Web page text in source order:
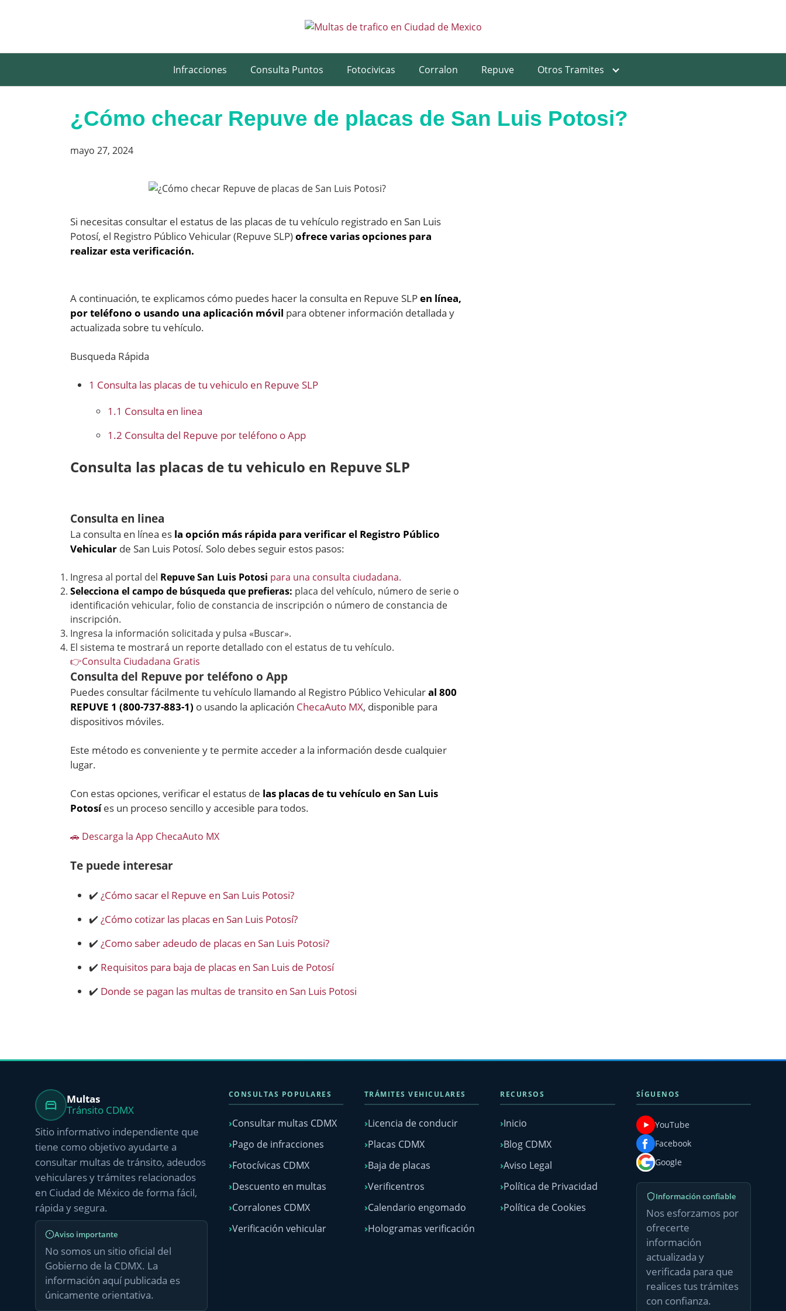
Infracciones Consulta Puntos Fotocivicas Corralon Repuve Otros Tramites
¿Cómo checar Repuve de placas de San Luis Potosi?
mayo 27, 2024
Si necesitas consultar el estatus de las placas de tu vehículo registrado en San Luis
Potosí, el Registro Público Vehicular (Repuve SLP)ofrece varias opciones para
realizar esta verificación.
A continuación, te explicamos cómo puedes hacer la consulta en Repuve SLPen línea,
por teléfono o usando una aplicación móvil para obtener información detallada y
actualizada sobre tu vehículo.
Busqueda Rápida
1 Consulta las placas de tu vehiculo en Repuve SLP
1.1 Consulta en linea
1.2 Consulta del Repuve por teléfono o App
Consulta las placas de tu vehiculo en Repuve SLP
Consulta en linea
La consulta en línea es la opción más rápida para verificar el Registro Público
Vehicular de San Luis Potosí. Solo debes seguir estos pasos:
Ingresa al portal del Repuve San Luis Potosi para una consulta ciudadana.
Selecciona el campo de búsqueda que prefieras: placa del vehículo, número de serie o
identificación vehicular, folio de constancia de inscripción o número de constancia de
inscripción.
Ingresa la información solicitada y pulsa «Buscar».
El sistema te mostrará un reporte detallado con el estatus de tu vehículo.
👉Consulta Ciudadana Gratis
Consulta del Repuve por teléfono o App
Puedes consultar fácilmente tu vehículo llamando al Registro Público Vehicularal 800
REPUVE 1 (800-737-883-1) o usando la aplicación ChecaAuto MX, disponible para
dispositivos móviles.
Este método es conveniente y te permite acceder a la información desde cualquier
lugar.
Con estas opciones, verificar el estatus de las placas de tu vehículo en San Luis
Potosíes un proceso sencillo y accesible para todos.
🚗​ Descarga la App ChecaAuto MX
Te puede interesar
✔️ ¿Cómo sacar el Repuve en San Luis Potosi?
✔️ ¿Cómo cotizar las placas en San Luis Potosí?
✔️ ¿Como saber adeudo de placas en San Luis Potosi?
✔️ Requisitos para baja de placas en San Luis de Potosí
✔️ Donde se pagan las multas de transito en San Luis Potosi
Multas
Tránsito CDMX
Sitio informativo independiente que
tiene como objetivo ayudarte a
consultar multas de tránsito, adeudos
vehiculares y trámites relacionados
en Ciudad de México de forma fácil,
rápida y segura.
Aviso importante
No somos un sitio oficial del
Gobierno de la CDMX. La
información aquí publicada es
únicamente orientativa.
CONSULTAS POPULARES
Consultar multas CDMX
Pago de infracciones
Fotocívicas CDMX
Descuento en multas
Corralones CDMX
Verificación vehicular
TRÁMITES VEHICULARES
Licencia de conducir
Placas CDMX
Baja de placas
Verificentros
Calendario engomado
Hologramas verificación
RECURSOS
Inicio
Blog CDMX
Aviso Legal
Política de Privacidad
Política de Cookies
SÍGUENOS
YouTube
Facebook
Google
Información confiable
Nos esforzamos por
ofrecerte
información
actualizada y
verificada para que
realices tus trámites
con confianza.